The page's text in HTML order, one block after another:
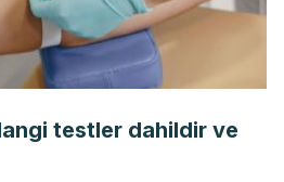
K.
(2009). Comprender las
de los demás mediante el espejo
un
48 (3), 564–
j.neuroimage.2009.06.009
testler dahildir ve